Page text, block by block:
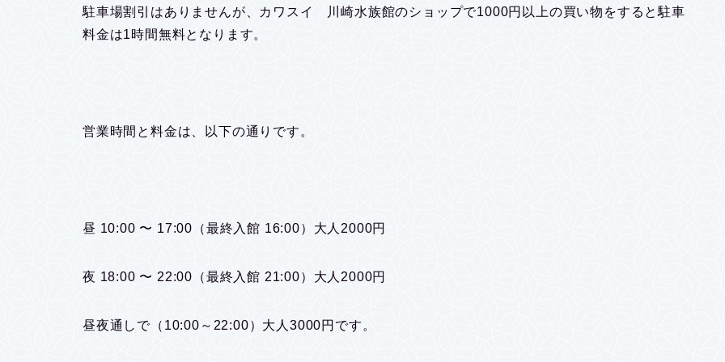
駐車場割引はありませんが、カワスイ 川崎水族館のショップで1000円以上の買い物をすると駐車
料金は1時間無料となります。
営業時間と料金は、以下の通りです。
昼 10:00 〜 17:00（最終入館 16:00）大人2000円
夜 18:00 〜 22:00（最終入館 21:00）大人2000円
昼夜通しで（10:00～22:00）大人3000円です。